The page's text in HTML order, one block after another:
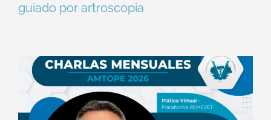
guiado por artroscopia